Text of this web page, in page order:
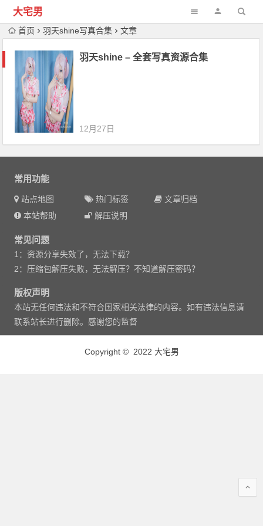
大宅男
首页 羽天shine写真合集 文章
羽天shine – 全套写真资源合集
12月27日
常用功能
站点地图 热门标签
文章归档
本站帮助
解压说明
常见问题
1：资源分享失效了，无法下载？
2：压缩包解压失败，无法解压？不知道解压密码？
版权声明
本站无任何违法和不符合国家相关法律的内容。如有违法信息请
联系站长进行删除。感谢您的监督
Copyright © 2022 大宅男